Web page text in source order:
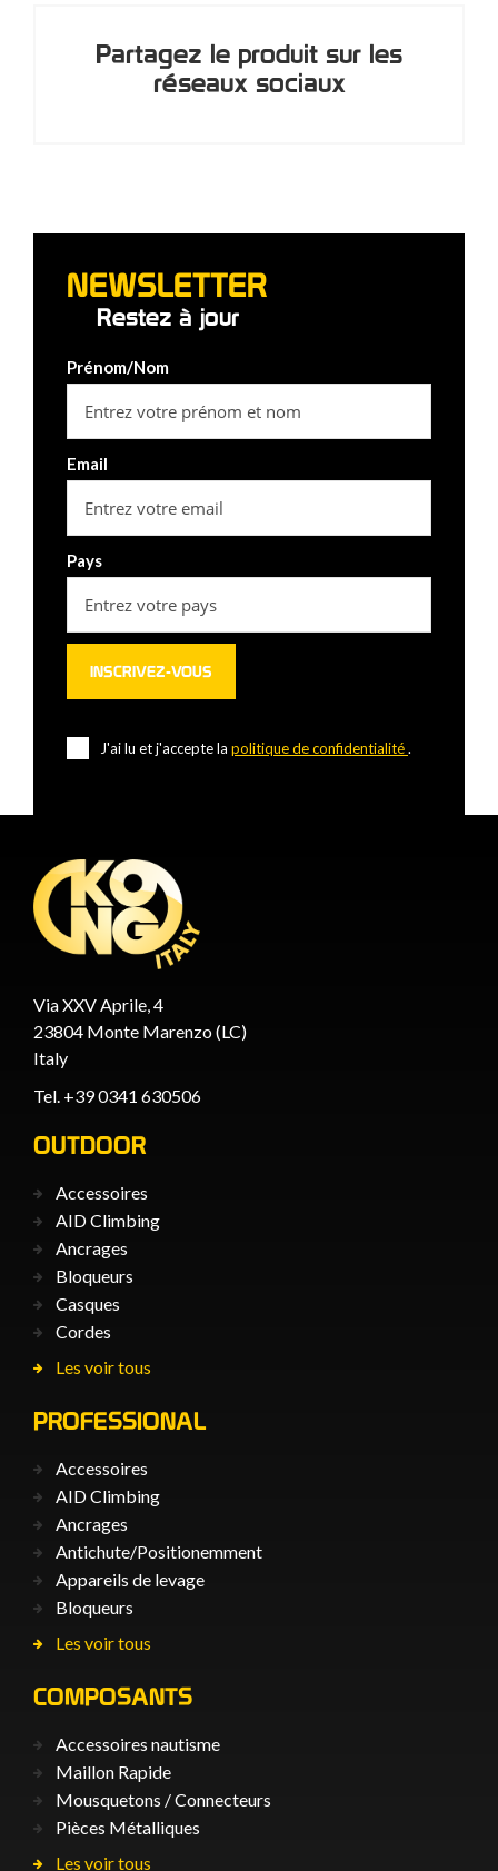
Partagez le produit sur les
réseaux sociaux
NEWSLETTER
Restez à jour
Prénom/Nom
Email
Pays
J'ai lu et j'accepte la politique de confidentialité.
Via XXV Aprile, 4
23804 Monte Marenzo (LC)
Italy
Tel. +39 0341 630506
OUTDOOR
Accessoires
AID Climbing
Ancrages
Bloqueurs
Casques
Cordes
Les voir tous
PROFESSIONAL
Accessoires
AID Climbing
Ancrages
Antichute/Positionemment
Appareils de levage
Bloqueurs
Les voir tous
COMPOSANTS
Accessoires nautisme
Maillon Rapide
Mousquetons / Connecteurs
Pièces Métalliques
Les voir tous